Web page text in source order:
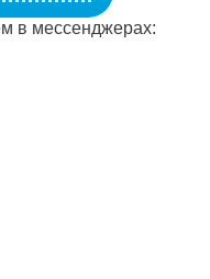
в мессенджерах: